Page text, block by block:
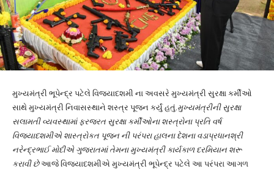
મુખ્યમંત્રી ભૂપેન્દ્ર પટેલે વિજયાદશમી ના અવસરે મુખ્યમંત્રી સુરક્ષા કર્મીઓ
સાથે મુખ્યમંત્રી નિવાસસ્થાને શસ્ત્ર પૂજન કર્યું હતું. મુખ્યમંત્રીની સુરક્ષા
સલામતી વ્યવસ્થામાં ફરજરત સુરક્ષા કર્મીઓના શસ્ત્રોના પ્રતિ વર્ષ
વિજયાદશમીએ શાસ્ત્રોકત પૂજન ની પરંપરા હાલના દેશના વડાપ્રધાનશ્રી
નરેન્દ્રભાઈ મોદીએ ગુજરાતમાં તેમના મુખ્યમંત્રી કાર્યકાળ દરમિયાન શરૂ
કરાવી છેઆજે વિજયાદશમીએ મુખ્યમંત્રી ભૂપેન્દ્ર પટેલે આ પરંપરા આગળ